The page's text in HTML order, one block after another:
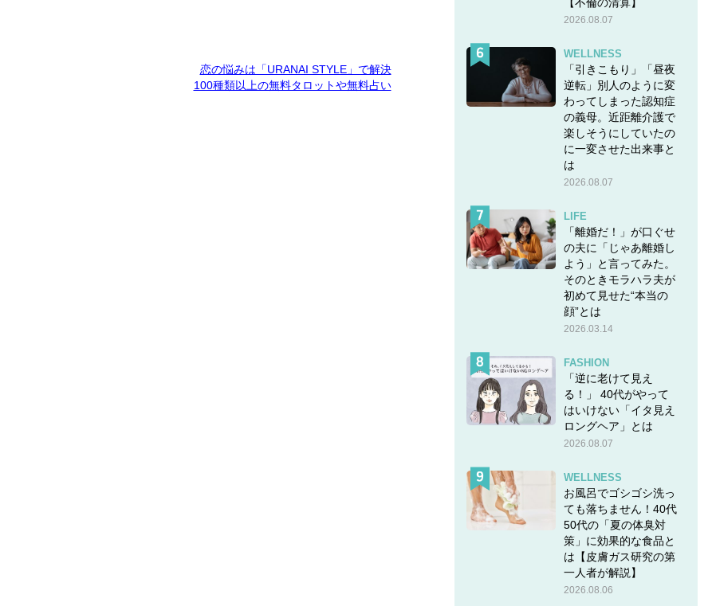
恋の悩みは「URANAI STYLE」で解決
100種類以上の無料タロットや無料占い
2026.08.07
WELLNESS
「引きこもり」「昼夜
逆転」別人のように変
わってしまった認知症
の義母。近距離介護で
楽しそうにしていたの
に一変させた出来事と
は
2026.08.07
LIFE
「離婚だ！」が口ぐせ
の夫に「じゃあ離婚し
よう」と言ってみた。
そのときモラハラ夫が
初めて見せた“本当の
顔”とは
2026.03.14
FASHION
「逆に老けて見え
る！」 40代がやって
はいけない「イタ見え
ロングヘア」とは
2026.08.07
WELLNESS
お風呂でゴシゴシ洗っ
ても落ちません！40代
50代の「夏の体臭対
策」に効果的な食品と
は【皮膚ガス研究の第
一人者が解説】
2026.08.06